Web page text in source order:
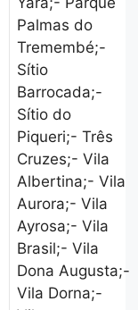
Palmas do
Tremembé;-
Sítio
Barrocada;-
Sítio do
Piqueri;- Três
Cruzes;- Vila
Albertina;- Vila
Aurora;- Vila
Ayrosa;- Vila
Brasil;- Vila
Dona Augusta;-
Vila Dorna;-